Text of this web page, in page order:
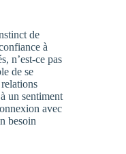
de
à
n’est-ce pas
de se
un sentiment
avec
besoin